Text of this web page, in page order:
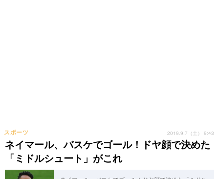
ネイマール、バスケでゴール！ドヤ顔で決めた
「ミドルシュート」がこれ
スポーツ 2019.9.7（土） 9:43